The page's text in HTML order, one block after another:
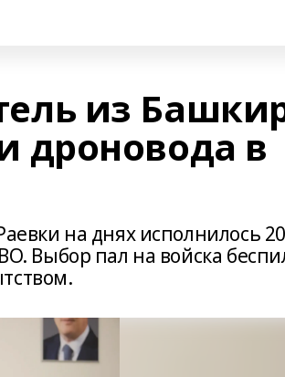
из
дроновода в
на днях исполнилось
Выбор пал на войска